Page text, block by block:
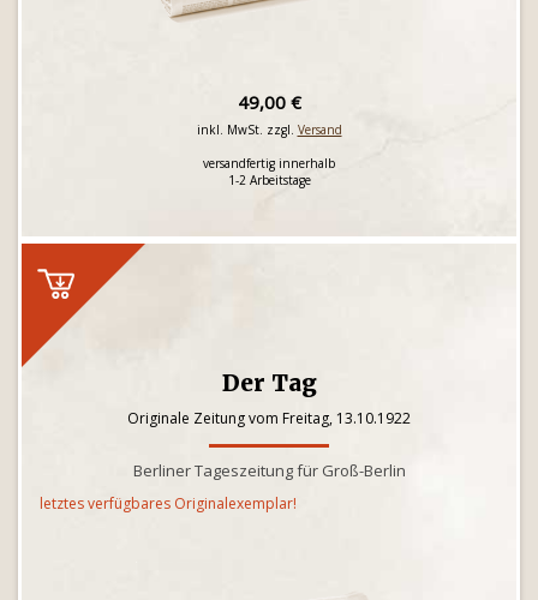
49,00 €
inkl. MwSt. zzgl. Versand
versandfertig innerhalb
1-2 Arbeitstage
Der Tag
Originale Zeitung vom Freitag, 13.10.1922
Berliner Tageszeitung für Groß-Berlin
letztes verfügbares Originalexemplar!